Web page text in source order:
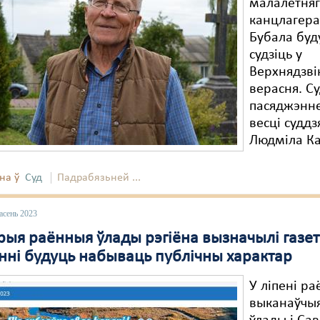
Бубала
судзіць у
верасня.
весці
Людміла
ў Суд Падрабязьней ...
2023
раённыя ўлады рэгіёна вызначылі
будуць набываць публічны характар
У ліпені